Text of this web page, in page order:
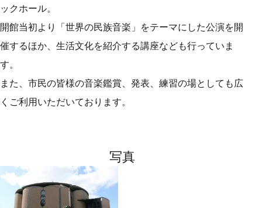
ックホール。
開館当初より「世界の民族音楽」をテーマにした公演を開
催するほか、生活文化を紹介する講座なども行っていま
す。
また、市民の皆様の音楽鑑賞、発表、練習の場としても広
くご利用いただいております。
写真